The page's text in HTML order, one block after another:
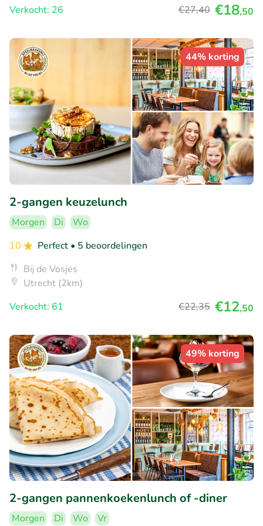
Verkocht: 26
€27,40 €18,50
44% korting
2-gangen keuzelunch
Morgen Di
Wo
10
Perfect • 5 beoordelingen
Bij de Vosjes
Utrecht (2km)
Verkocht: 61
€22,35 €12,50
49% korting
2-gangen pannenkoekenlunch of -diner
Morgen Di Wo
Vr